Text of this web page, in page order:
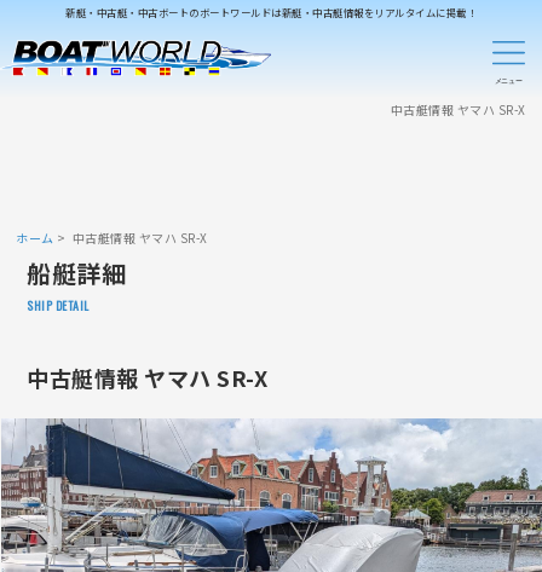
新艇・中古艇・中古ボートのボートワールドは新艇・中古艇情報をリアルタイムに掲載！
中古艇情報 ヤマハ SR-X
ホーム 中古艇情報 ヤマハ SR-X
船艇詳細
SHIP DETAIL
中古艇情報 ヤマハ SR-X